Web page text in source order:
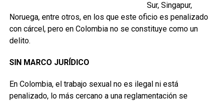
Sur, Singapur,
Noruega, entre otros, en los que este oficio es penalizado
con cárcel, pero en Colombia no se constituye como un
delito.
SIN MARCO JURÍDICO
En Colombia, el trabajo sexual no es ilegal ni está
penalizado, lo más cercano a una reglamentación se